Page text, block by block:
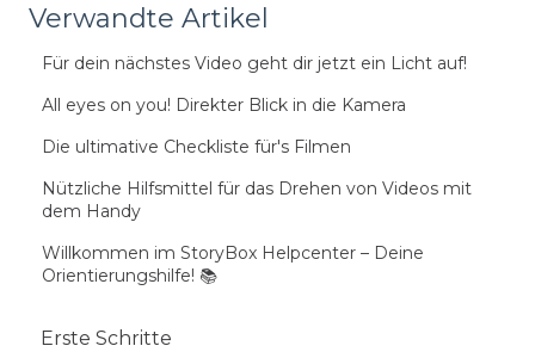
Verwandte Artikel
Für dein nächstes Video geht dir jetzt ein Licht auf!
All eyes on you! Direkter Blick in die Kamera
Die ultimative Checkliste für's Filmen
Nützliche Hilfsmittel für das Drehen von Videos mit
dem Handy
Willkommen im StoryBox Helpcenter – Deine
Orientierungshilfe! 📚
Erste Schritte